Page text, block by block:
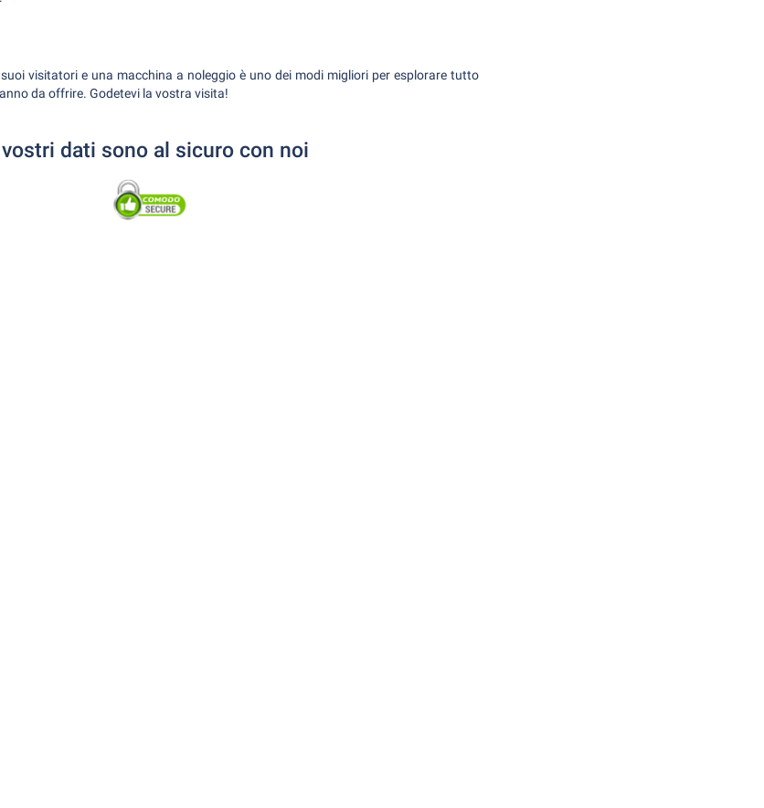
visitatori e una macchina a noleggio è uno dei modi migliori per esplorare tutto
da offrire. Godetevi la vostra visita!
dati sono al sicuro con noi